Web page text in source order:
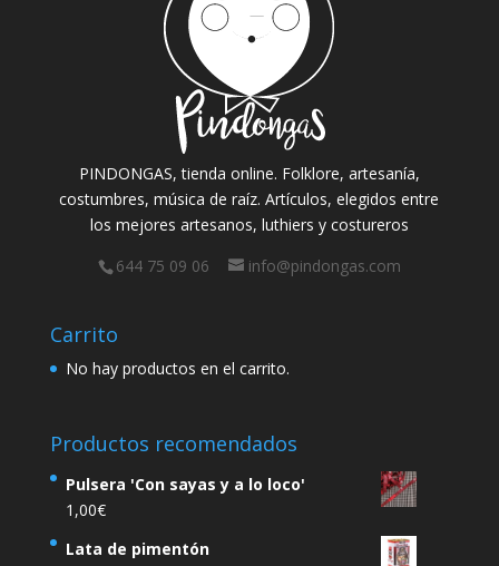
PINDONGAS, tienda online. Folklore, artesanía,
costumbres, música de raíz. Artículos, elegidos entre
los mejores artesanos, luthiers y costureros
644 75 09 06
info@pindongas.com
Carrito
No hay productos en el carrito.
Productos recomendados
Pulsera 'Con sayas y a lo loco'
1,00€
Lata de pimentón